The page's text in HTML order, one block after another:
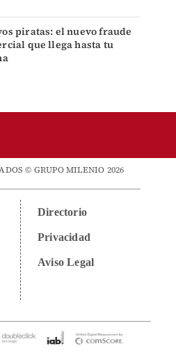
piratas: el nuevo fraude
que llega hasta tu
© GRUPO MILENIO 2026
Directorio
Privacidad
Aviso Legal